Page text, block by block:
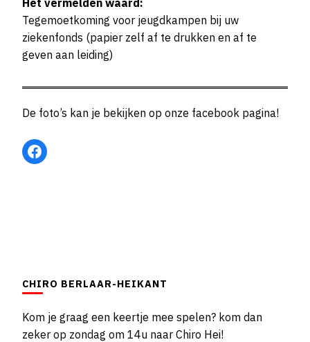
Tegemoetkoming voor jeugdkampen bij uw
ziekenfonds (papier zelf af te drukken en af te
geven aan leiding)
De foto’s kan je bekijken op onze facebook pagina!
Facebook
CHIRO BERLAAR-HEIKANT
Kom je graag een keertje mee spelen? kom dan
zeker op zondag om 14u naar Chiro Hei!